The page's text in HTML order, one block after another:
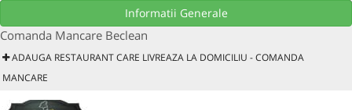
Download GRATUIT aplicatie mobil
Comanda Mancare Beclean
ADAUGA RESTAURANT CARE LIVREAZA LA DOMICILIU - COMANDA
MANCARE
Informatii Generale